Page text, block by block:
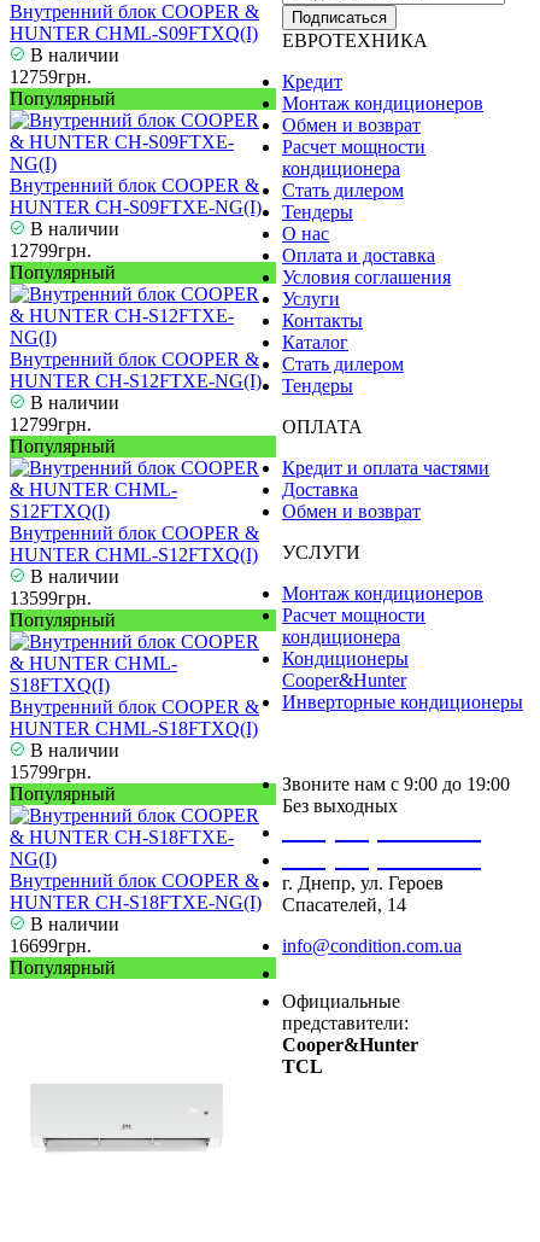
Внутренний блок COOPER &
HUNTER CHML-S09FTXQ(I)
В наличии
12759грн.
Популярный
Внутренний блок COOPER &
HUNTER CH-S09FTXE-NG(I)
В наличии
12799грн.
Популярный
Внутренний блок COOPER &
HUNTER CH-S12FTXE-NG(I)
В наличии
12799грн.
Популярный
Внутренний блок COOPER &
HUNTER CHML-S12FTXQ(I)
В наличии
13599грн.
Популярный
Внутренний блок COOPER &
HUNTER CHML-S18FTXQ(I)
В наличии
15799грн.
Популярный
Внутренний блок COOPER &
HUNTER CH-S18FTXE-NG(I)
В наличии
16699грн.
Популярный
Подписаться
ЕВРОТЕХНИКА
Кредит
Монтаж кондиционеров
Обмен и возврат
Расчет мощности
кондиционера
Стать дилером
Тендеры
О нас
Оплата и доставка
Условия соглашения
Услуги
Контакты
Каталог
Стать дилером
Тендеры
ОПЛАТА
Кредит и оплата частями
Доставка
Обмен и возврат
УСЛУГИ
Монтаж кондиционеров
Расчет мощности
кондиционера
Кондиционеры
Cooper&Hunter
Инверторные кондиционеры
Звоните нам с 9:00 до 19:00
Без выходных
г. Днепр, ул. Героев
Спасателей, 14
info@condition.com.ua
Официальные
представители:
Cooper&Hunter
TCL